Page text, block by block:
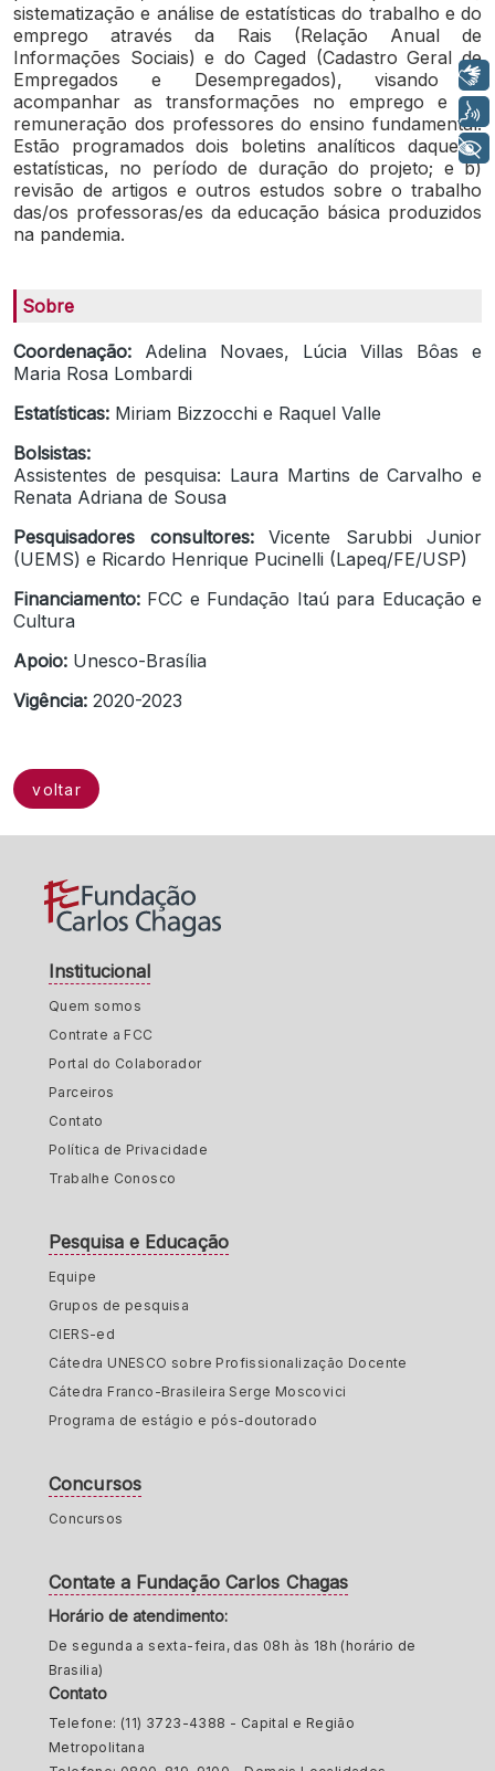
sistematização e análise de estatísticas do trabalho e do
emprego através da Rais (Relação Anual de
Informações Sociais) e do Caged (Cadastro Geral de
Empregados e Desempregados), visando a
acompanhar as transformações no emprego e na
remuneração dos professores do ensino fundamental.
Estão programados dois boletins analíticos daquelas
estatísticas, no período de duração do projeto; e b)
revisão de artigos e outros estudos sobre o trabalho
das/os professoras/es da educação básica produzidos
na pandemia.
Sobre
Coordenação: Adelina Novaes, Lúcia Villas Bôas e
Maria Rosa Lombardi
Estatísticas: Miriam Bizzocchi e Raquel Valle
Bolsistas:
Assistentes de pesquisa: Laura Martins de Carvalho e
Renata Adriana de Sousa
Pesquisadores consultores:Vicente Sarubbi Junior
(UEMS) e Ricardo Henrique Pucinelli (Lapeq/FE/USP)
Financiamento: FCC e Fundação Itaú para Educação e
Cultura
Apoio: Unesco-Brasília
Vigência: 2020-2023
voltar
Institucional
Quem somos
Contrate a FCC
Portal do Colaborador
Parceiros
Contato
Política de Privacidade
Trabalhe Conosco
Pesquisa e Educação
Equipe
Grupos de pesquisa
CIERS-ed
Cátedra UNESCO sobre Profissionalização Docente
Cátedra Franco-Brasileira Serge Moscovici
Programa de estágio e pós-doutorado
Concursos
Concursos
Contate a Fundação Carlos Chagas
Horário de atendimento:
De segunda a sexta-feira, das 08h às 18h (horário de
Brasilia)
Contato
Telefone: (11) 3723-4388 - Capital e Região
Metropolitana
Libras
Voz
+ Acessibilidade